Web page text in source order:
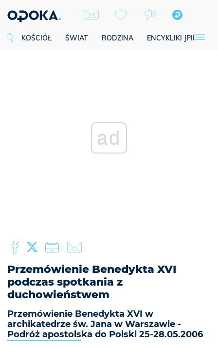
KOŚCIÓŁ ŚWIAT RODZINA ENCYKLIKI JPII
ad
Przemówienie Benedykta XVI
podczas spotkania z
duchowieństwem
Przemówienie Benedykta XVI w
archikatedrze św. Jana w Warszawie -
Podróż apostolska do Polski 25-28.05.2006